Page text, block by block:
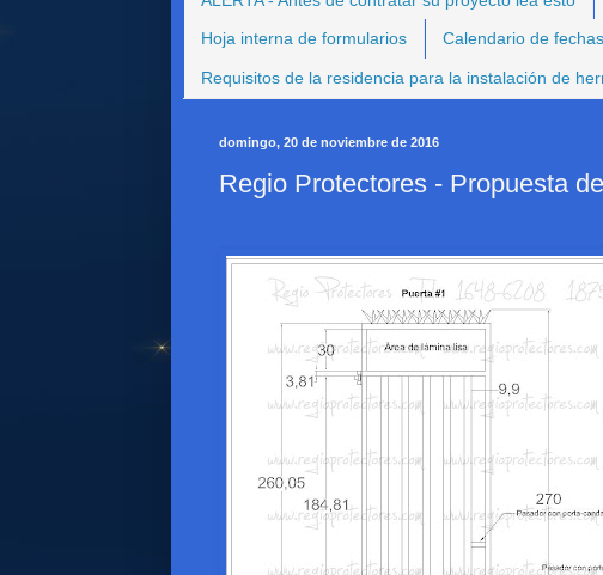
Hoja interna de formularios Calendario de
Requisitos de la residencia para la instalación de
domingo, 20 de noviembre de 2016
Regio Protectores - Propuesta